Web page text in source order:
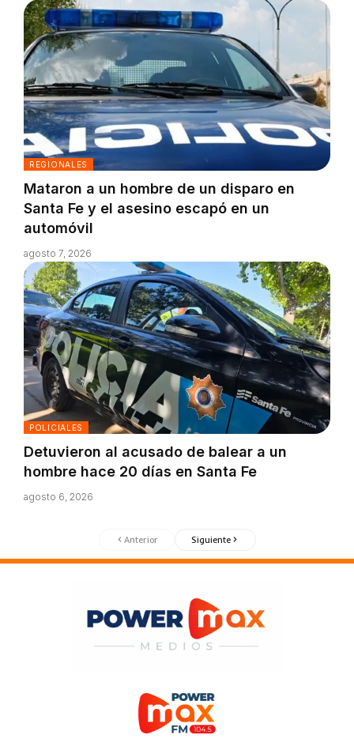
REGIONALES
Mataron a un hombre de un disparo en
Santa Fe y el asesino escapó en un
automóvil
agosto 7, 2026
POLICIALES
Detuvieron al acusado de balear a un
hombre hace 20 días en Santa Fe
agosto 6, 2026
Anterior Siguiente